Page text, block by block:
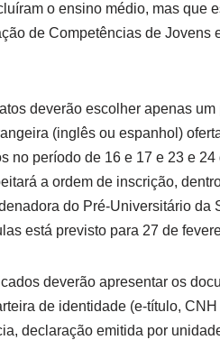
o ensino médio, mas que
de Competências de Jovens
deverão escolher apenas
(inglês ou espanhol)
no período de 16 e 17 e 23 e 24
a ordem de inscrição,
do Pré-Universitário da
está previsto para 27 de
deverão apresentar os
de identidade (e-título,
declaração emitida por